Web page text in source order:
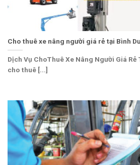
Cho thuê xe nâng người giá rẻ tại Bình
Dịch Vụ ChoThuê Xe Nâng Người Giá Rẻ
cho thuê [...]